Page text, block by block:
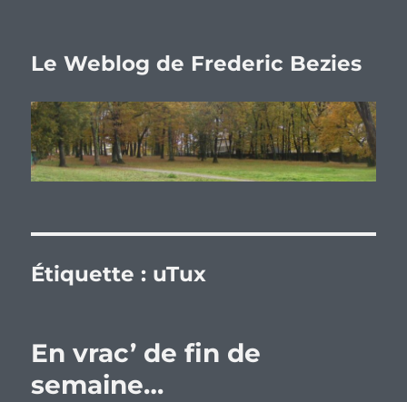
Le Weblog de Frederic Bezies
Étiquette : uTux
En vrac’ de fin de
semaine…